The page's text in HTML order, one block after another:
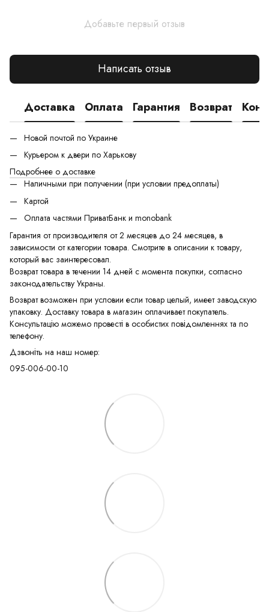
Добавьте первый отзыв
Написать отзыв
Доставка Оплата Гарантия Возврат
Новой почтой по Украине
Курьером к двери по Харькову
Подробнее о доставке
Наличными при получении (при условии предоплаты)
Картой
Оплата частями ПриватБанк и monobank
Гарантия от производителя от 2 месяцев до 24 месяцев, в
зависимости от категории товара. Смотрите в описании к товару,
который вас заинтересовал.
Возврат товара в течении 14 дней с момента покупки, согласно
законодательству Украны.
Возврат возможен при условии если товар целый, имеет заводскую
упаковку. Доставку товара в магазин оплачивает покупатель.
Консультацію можемо провесті в особистих повідомленнях та по
телефону.
Дзвоніть на наш номер:
095-006-00-10